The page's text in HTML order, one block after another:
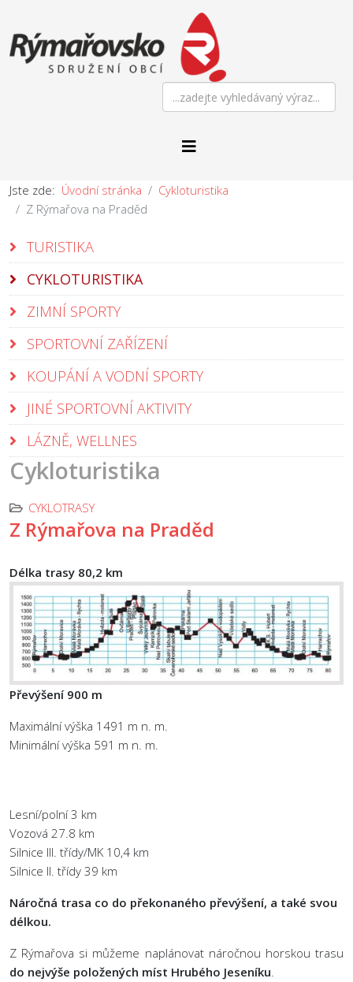
Jste zde: Úvodní stránka
Cykloturistika
Z Rýmařova na Praděd
TURISTIKA
CYKLOTURISTIKA
ZIMNÍ SPORTY
SPORTOVNÍ ZAŘÍZENÍ
KOUPÁNÍ A VODNÍ SPORTY
JINÉ SPORTOVNÍ AKTIVITY
LÁZNĚ, WELLNES
Cykloturistika
CYKLOTRASY
Z Rýmařova na Praděd
Délka trasy 80,2 km
Převýšení 900 m
Maximální výška 1491 m n. m.
Minimální výška 591 m n. m.
Lesní/polní 3 km
Vozová 27.8 km
Silnice III. třídy/MK 10,4 km
Silnice II. třídy 39 km
Náročná trasa co do překonaného převýšení, a také svou
délkou.
Z Rýmařova si můžeme naplánovat náročnou horskou trasu
do nejvýše položených míst Hrubého Jeseníku.